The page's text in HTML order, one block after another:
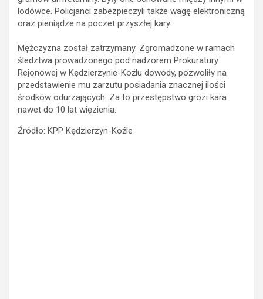
lodówce. Policjanci zabezpieczyli także wagę elektroniczną
oraz pieniądze na poczet przyszłej kary.
Mężczyzna został zatrzymany. Zgromadzone w ramach
śledztwa prowadzonego pod nadzorem Prokuratury
Rejonowej w Kędzierzynie-Koźlu dowody, pozwoliły na
przedstawienie mu zarzutu posiadania znacznej ilości
środków odurzających. Za to przestępstwo grozi kara
nawet do 10 lat więzienia.
Źródło: KPP Kędzierzyn-Koźle